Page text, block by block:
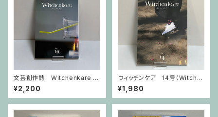
文芸創作誌 Witchenkare ウ
ィッチンケア vol.16号
¥2,200
ウィッチンケア 14号（Witche
nkare VOL.14）
¥1,980